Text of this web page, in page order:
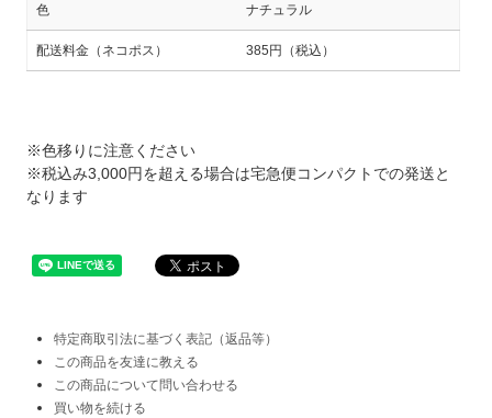
色 ナチュラル
配送料金（ネコポス） 385円（税込）
※色移りに注意ください
※税込み3,000円を超える場合は宅急便コンパクトでの発送と
なります
特定商取引法に基づく表記（返品等）
この商品を友達に教える
この商品について問い合わせる
買い物を続ける